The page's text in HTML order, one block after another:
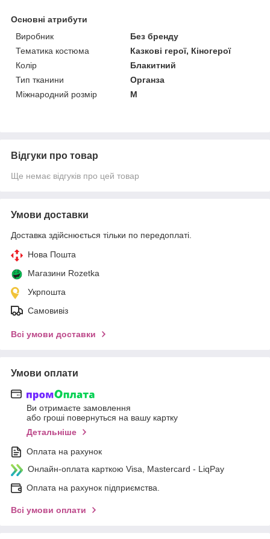
Основні атрибути
Виробник
Без бренду
Тематика костюма
Казкові герої, Кіногерої
Колір
Блакитний
Тип тканини
Органза
Міжнародний розмір
M
Відгуки про товар
Ще немає відгуків про цей товар
Умови доставки
Доставка здійснюється тільки по передоплаті.
Нова Пошта
Магазини Rozetka
Укрпошта
Самовивіз
Всі умови доставки
Умови оплати
Ви отримаєте замовлення
або гроші повернуться на вашу картку
Детальніше
Оплата на рахунок
Онлайн-оплата карткою Visa, Mastercard - LiqPay
Оплата на рахунок підприємства.
Всі умови оплати